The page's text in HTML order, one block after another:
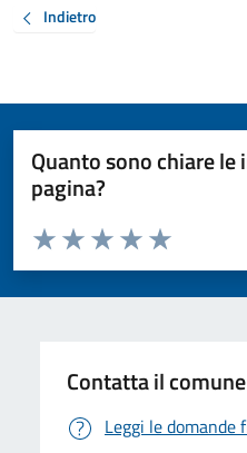
Indietro
Quanto sono chiare
pagina?
Valuta da 1 a 5 stelle la pagina
Valuta 5
Valuta 4 stelle
Valuta 3 stelle su 5
Valuta 2 stelle su 5
Valuta 1 stelle su 5
Contatta il comune
Leggi le domande